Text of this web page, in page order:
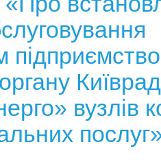
вузлів